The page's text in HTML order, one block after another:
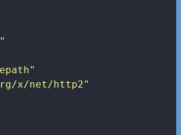
x/net/http2"